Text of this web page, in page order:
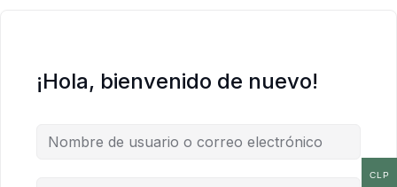
¡Hola, bienvenido de nuevo!
CLP